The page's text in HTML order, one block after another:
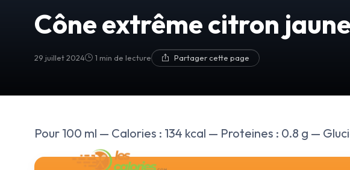
Cône extrême citron
29 juillet 2024 1 min de lecture Partager cette page
Pour 100 ml — Calories : 134 kcal — Proteines : 0.8 g —